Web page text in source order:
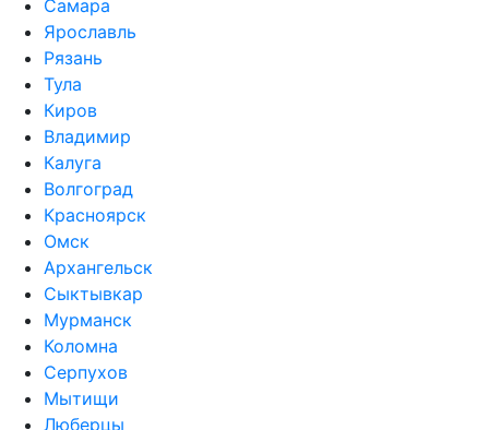
Самара
Ярославль
Рязань
Тула
Киров
Владимир
Калуга
Волгоград
Красноярск
Омск
Архангельск
Сыктывкар
Мурманск
Коломна
Серпухов
Мытищи
Люберцы